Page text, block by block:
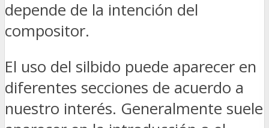
depende de la intención del
compositor.
El uso del silbido puede aparecer en
diferentes secciones de acuerdo a
nuestro interés. Generalmente suele